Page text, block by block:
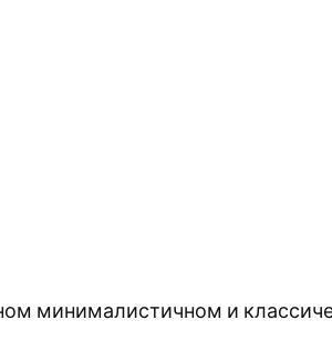
минималистичном и